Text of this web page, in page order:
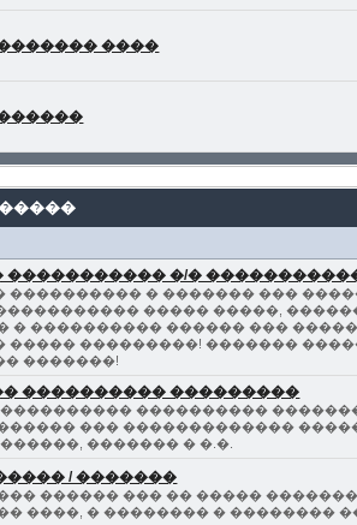
����
����������� �/�
���������� � ������� ���
����� �����,
� ���������� ������ ���
����� ���������! �������
�������!
���������� ���������
����������
��� �������������
������� � �.�.
/ �������
������ ��� �� �����
����, � �������� � ��������